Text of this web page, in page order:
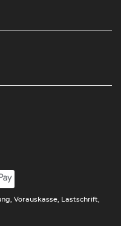
Vorauskasse, Lastschrift,